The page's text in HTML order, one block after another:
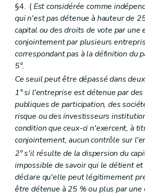
§4. (Est considérée comme
qui n'est pas détenue à hauteur de
capital ou des droits de vote par une
conjointement par plusieurs
correspondant pas à la définition du
5°.
Ce seuil peut être dépassé dans
1° si l'entreprise est détenue par
publiques de participation, des
risque ou des investisseurs
condition que ceux-ci n'exercent, à
conjointement, aucun contrôle sur
2° s'il résulte de la dispersion du
impossible de savoir qui le détient
déclare qu'elle peut légitimement
être détenue à 25 % ou plus par